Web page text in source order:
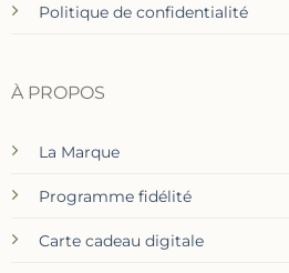
Politique de confidentialité
À PROPOS
La Marque
Programme fidélité
Carte cadeau digitale